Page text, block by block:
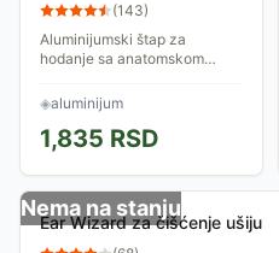
(143)
Aluminijumski štap za
hodanje sa anatomskom
podesivom visinom od 81-91
◈aluminijum
1,835 RSD
Nema na stanju
Ear Wizard za čišćenje ušiju